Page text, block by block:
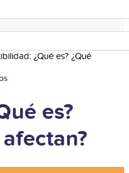
¿Qué es? ¿Qué
es?